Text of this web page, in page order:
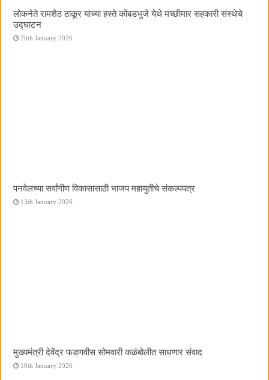
लोकनेते रामशेठ ठाकूर यांच्या हस्ते कोंबडभुजे येथे मच्छीमार सहकारी संस्थेचे
उद्घाटन
20th January 2026
पनवेलच्या सर्वांगीण विकासासाठी भाजप महायुतीचे संकल्पपत्र
13th January 2026
मुख्यमंत्री देवेंद्र फडणवीस सोमवारी कळंबोलीत साधणार संवाद
10th January 2026